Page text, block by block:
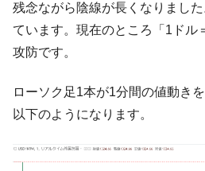
『Money1』
韓国は「中国と同
だ。
す」⇒「金を経由するドル入手」
『Money1』
韓国･外為取引量「
『Money1』
韓国･帰ってきた李
残念ながら陰線が長くなりまし
ています。現在のところ「1ドル
攻防です。
ローソク足1本が1分間の値動き
以下のようになります。